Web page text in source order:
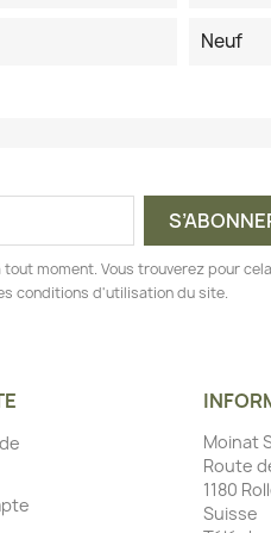
Neuf
moment. Vous trouverez pour
conditions d'utilisation du site.
Moinat
Route
1180
Suisse